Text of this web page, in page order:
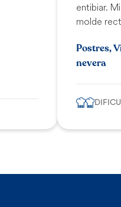
entibiar.
molde
Postres,
nevera